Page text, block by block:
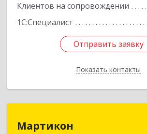
Клиентов на сопровождении
1С:Специалист
Отправить заявку
Показать контакты
Отправить заявку
Назад
Мартикон